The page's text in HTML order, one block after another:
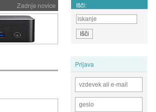
Zadnje novice Išči:
Prijava